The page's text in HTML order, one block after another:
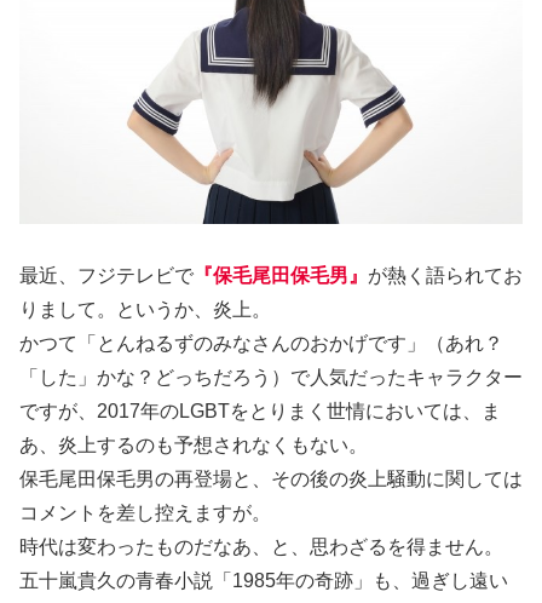
最近、フジテレビで 『保毛尾田保毛男』 が熱く語られてお
りまして。というか、炎上。
かつて「とんねるずのみなさんのおかげです」（あれ？
「した」かな？どっちだろう）で人気だったキャラクター
ですが、2017年のLGBTをとりまく世情においては、ま
あ、炎上するのも予想されなくもない。
保毛尾田保毛男の再登場と、その後の炎上騒動に関しては
コメントを差し控えますが。
時代は変わったものだなあ、と、思わざるを得ません。
五十嵐貴久の青春小説「1985年の奇跡」も、過ぎし遠い